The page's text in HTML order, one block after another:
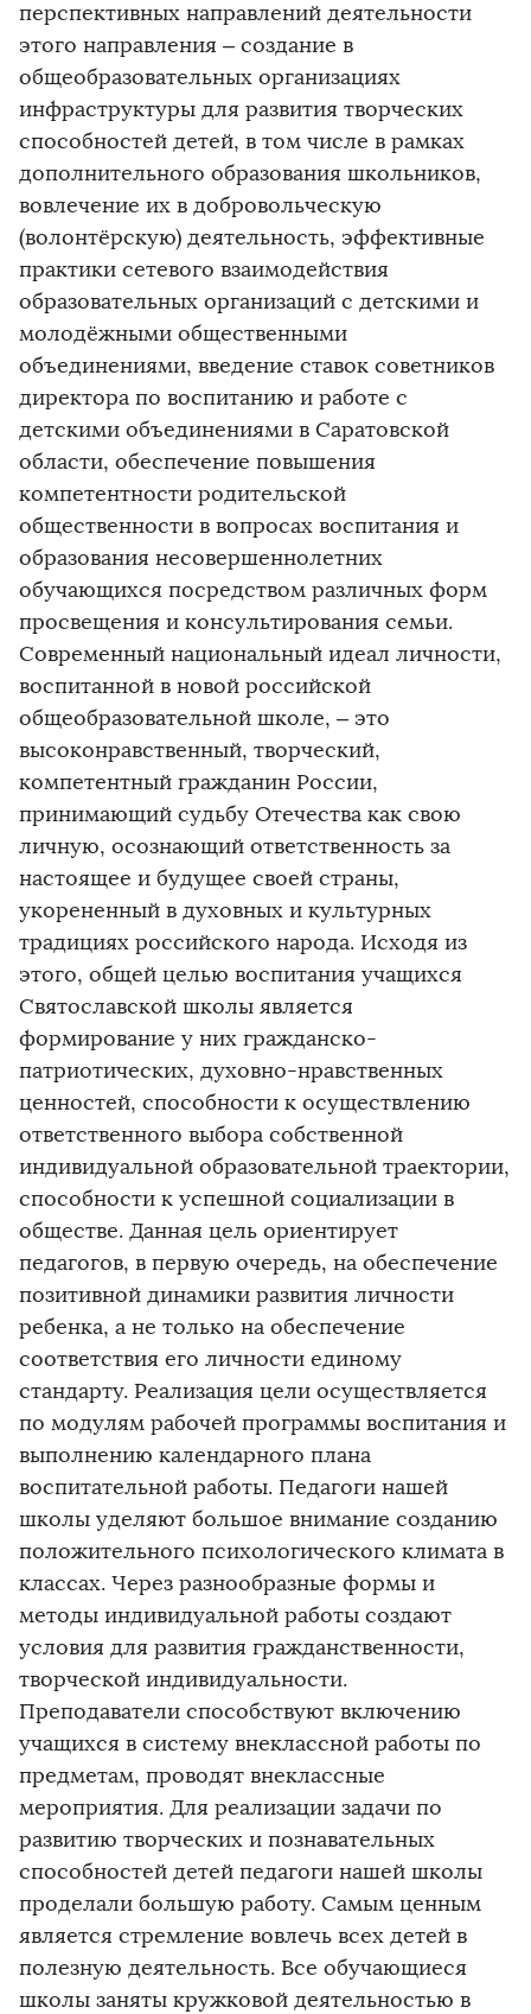
перспективных направлений деятельности
этого направления – создание в
общеобразовательных организациях
инфраструктуры для развития творческих
способностей детей, в том числе в рамках
дополнительного образования школьников,
вовлечение их в добровольческую
(волонтёрскую) деятельность, эффективные
практики сетевого взаимодействия
образовательных организаций с детскими и
молодёжными общественными
объединениями, введение ставок советников
директора по воспитанию и работе с
детскими объединениями в Саратовской
области, обеспечение повышения
компетентности родительской
общественности в вопросах воспитания и
образования несовершеннолетних
обучающихся посредством различных форм
просвещения и консультирования семьи.
Современный национальный идеал личности,
воспитанной в новой российской
общеобразовательной школе, – это
высоконравственный, творческий,
компетентный гражданин России,
принимающий судьбу Отечества как свою
личную, осознающий ответственность за
настоящее и будущее своей страны,
укорененный в духовных и культурных
традициях российского народа. Исходя из
этого, общей целью воспитания учащихся
Святославской школы является
формирование у них гражданско-
патриотических, духовно-нравственных
ценностей, способности к осуществлению
ответственного выбора собственной
индивидуальной образовательной траектории,
способности к успешной социализации в
обществе. Данная цель ориентирует
педагогов, в первую очередь, на обеспечение
позитивной динамики развития личности
ребенка, а не только на обеспечение
соответствия его личности единому
стандарту. Реализация цели осуществляется
по модулям рабочей программы воспитания и
выполнению календарного плана
воспитательной работы. Педагоги нашей
школы уделяют большое внимание созданию
положительного психологического климата в
классах. Через разнообразные формы и
методы индивидуальной работы создают
условия для развития гражданственности,
творческой индивидуальности.
Преподаватели способствуют включению
учащихся в систему внеклассной работы по
предметам, проводят внеклассные
мероприятия. Для реализации задачи по
развитию творческих и познавательных
способностей детей педагоги нашей школы
проделали большую работу. Самым ценным
является стремление вовлечь всех детей в
полезную деятельность. Все обучающиеся
школы заняты кружковой деятельностью в